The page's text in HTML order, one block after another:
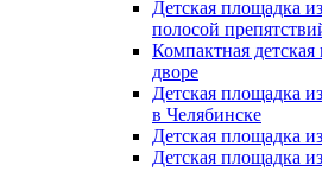
Детская площадка
полосой
Компактная
дворе
Детская площадка
в Челябинске
Детская площадка
Детская площадка